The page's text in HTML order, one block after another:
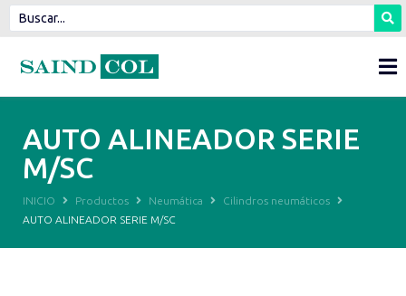
AUTO ALINEADOR SERIE
M/SC
INICIO Productos Neumática
Cilindros neumáticos
AUTO ALINEADOR SERIE M/SC